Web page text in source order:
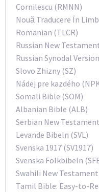
Cornilescu (RMNN)
Nouă Traducere În
Romanian (TLCR)
Russian New
Russian Synodal
Slovo Zhizny (SZ)
Nádej pre kazdého
Somali Bible (SOM)
Albanian Bible (ALB)
Serbian New
Levande Bibeln (SVL)
Svenska 1917 (SV1917)
Svenska Folkbibeln
Swahili New
Tamil Bible: Easy-to-